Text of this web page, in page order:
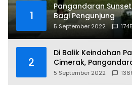
1
Pangandaran
Bagi Pengunjung
5 September 2022
2
Di Balik Keindahan
Cimerak,
5 September 2022